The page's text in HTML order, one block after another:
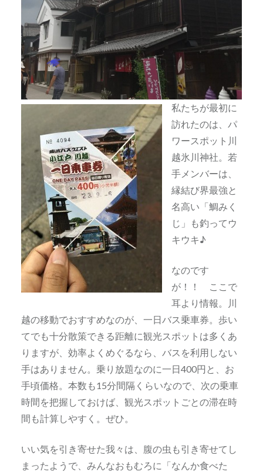
私たちが最初に
訪れたのは、パ
ワースポット川
越氷川神社。若
手メンバーは、
縁結び界最強と
名高い「鯛みく
じ」も釣ってウ
キウキ♪
なのです
が！！ ここで
耳より情報。川
越の移動でおすすめなのが、一日バス乗車券。歩い
てでも十分散策できる距離に観光スポットは多くあ
りますが、効率よくめぐるなら、バスを利用しない
手はありません。乗り放題なのに一日400円と、お
手頃価格。本数も15分間隔くらいなので、次の乗車
時間を把握しておけば、観光スポットごとの滞在時
間も計算しやすく。ぜひ。
いい気を引き寄せた我々は、腹の虫も引き寄せてし
まったようで、みんなおもむろに「なんか食べた